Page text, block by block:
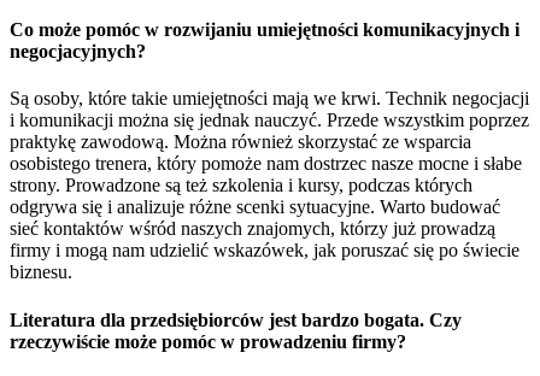
Co może pomóc w rozwijaniu umiejętności komunikacyjnych i
negocjacyjnych?
Są osoby, które takie umiejętności mają we krwi. Technik negocjacji
i komunikacji można się jednak nauczyć. Przede wszystkim poprzez
praktykę zawodową. Można również skorzystać ze wsparcia
osobistego trenera, który pomoże nam dostrzec nasze mocne i słabe
strony. Prowadzone są też szkolenia i kursy, podczas których
odgrywa się i analizuje różne scenki sytuacyjne. Warto budować
sieć kontaktów wśród naszych znajomych, którzy już prowadzą
firmy i mogą nam udzielić wskazówek, jak poruszać się po świecie
biznesu.
Literatura dla przedsiębiorców jest bardzo bogata. Czy
rzeczywiście może pomóc w prowadzeniu firmy?